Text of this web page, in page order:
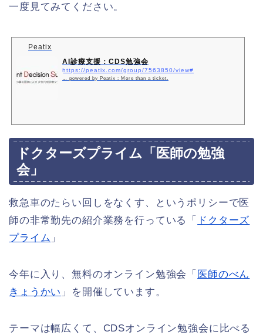
一度見てみてください。
Peatix
AI診療支援：CDS勉強会
https://peatix.com/group/7563850/view#
… powered by Peatix : More than a ticket.
ドクターズプライム「医師の勉強
会」
救急車のたらい回しをなくす、というポリシーで医
師の非常勤先の紹介業務を行っている「
ドクターズ
プライム 」
今年に入り、無料のオンライン勉強会「 医師のべん
きょうかい 」を開催しています。
テーマは幅広くて、CDSオンライン勉強会に比べる